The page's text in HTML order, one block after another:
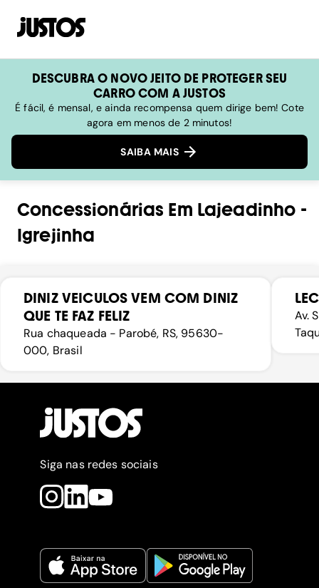
DESCUBRA O NOVO JEITO DE PROTEGER SEU
CARRO COM A JUSTOS
É fácil, é mensal, e ainda recompensa quem dirige bem! Cote
agora em menos de 2 minutos!
SAIBA MAIS
Concessionárias Em Lajeadinho -
Igrejinha
DINIZ VEICULOS VEM COM DINIZ
QUE TE FAZ FELIZ
Rua chaqueada - Parobé, RS, 95630-
000, Brasil
Av.
Siga nas redes sociais